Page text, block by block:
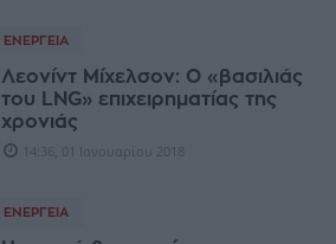
ΕΝΈΡΓΕΙΑ
Λεονίντ Μίχελσον: Ο «βασιλιάς
του LNG» επιχειρηματίας της
χρονιάς
14:36, 01 Ιανουαρίου 2018
ΕΝΈΡΓΕΙΑ